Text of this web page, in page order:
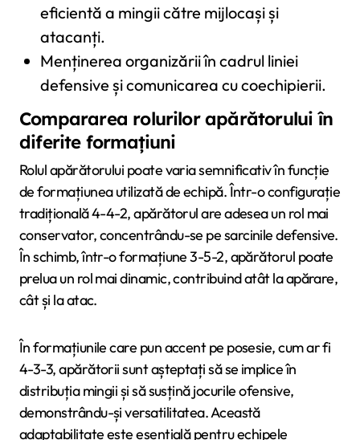
eficientă a mingii către mijlocași și
atacanți.
Menținerea organizării în cadrul liniei
defensive și comunicarea cu coechipierii.
Compararea rolurilor apărătorului în
diferite formațiuni
Rolul apărătorului poate varia semnificativ în funcție
de formațiunea utilizată de echipă. Într-o configurație
tradițională 4-4-2, apărătorul are adesea un rol mai
conservator, concentrându-se pe sarcinile defensive.
În schimb, într-o formațiune 3-5-2, apărătorul poate
prelua un rol mai dinamic, contribuind atât la apărare,
cât și la atac.
În formațiunile care pun accent pe posesie, cum ar fi
4-3-3, apărătorii sunt așteptați să se implice în
distribuția mingii și să susțină jocurile ofensive,
demonstrându-și versatilitatea. Această
adaptabilitate este esențială pentru echipele